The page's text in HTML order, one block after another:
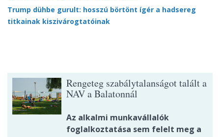
Trump dühbe gurult: hosszú börtönt ígér a hadsereg
titkainak kiszivárogtatóinak
Rengeteg szabálytalanságot talált a
NAV a Balatonnál
Az alkalmi munkavállalók
foglalkoztatása sem felelt meg a